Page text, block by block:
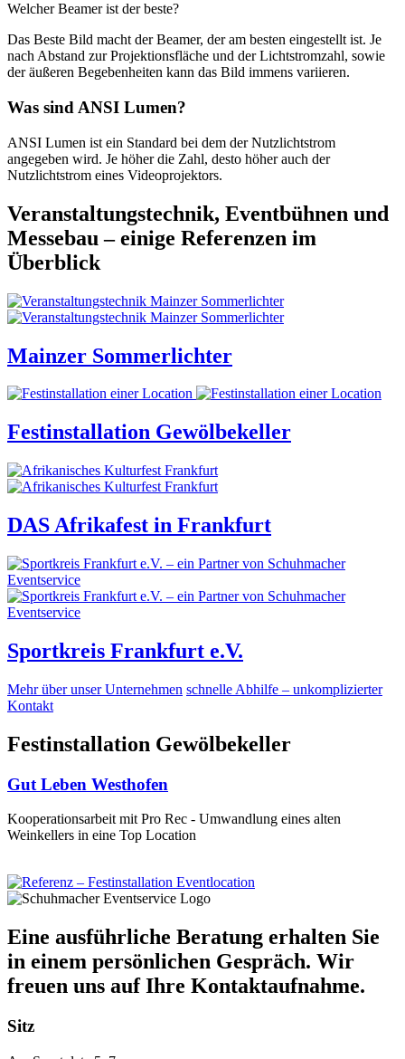
Welcher Beamer ist der beste?
Das Beste Bild macht der Beamer, der am besten eingestellt ist. Je
nach Abstand zur Projektionsfläche und der Lichtstromzahl, sowie
der äußeren Begebenheiten kann das Bild immens variieren.
Was sind ANSI Lumen?
ANSI Lumen ist ein Standard bei dem der Nutzlichtstrom
angegeben wird. Je höher die Zahl, desto höher auch der
Nutzlichtstrom eines Videoprojektors.
Veranstaltungstechnik, Eventbühnen und
Messebau – einige Referenzen im
Überblick
Mainzer Sommerlichter
Festinstallation Gewölbekeller
DAS Afrikafest in Frankfurt
Sportkreis Frankfurt e.V.
Mehr über unser Unternehmen schnelle Abhilfe – unkomplizierter
Kontakt
Festinstallation Gewölbekeller
Gut Leben Westhofen
Kooperationsarbeit mit Pro Rec - Umwandlung eines alten
Weinkellers in eine Top Location
Eine ausführliche Beratung erhalten Sie
in einem persönlichen Gespräch. Wir
freuen uns auf Ihre Kontaktaufnahme.
Sitz